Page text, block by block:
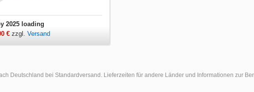
2025 loading
€ zzgl. Versand
Deutschland bei Standardversand. Lieferzeiten für andere Länder und Informationen zur